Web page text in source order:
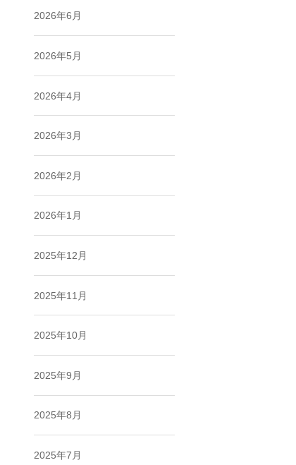
2026年6月
2026年5月
2026年4月
2026年3月
2026年2月
2026年1月
2025年12月
2025年11月
2025年10月
2025年9月
2025年8月
2025年7月